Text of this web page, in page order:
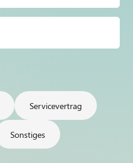
Servicevertrag
Sonstiges